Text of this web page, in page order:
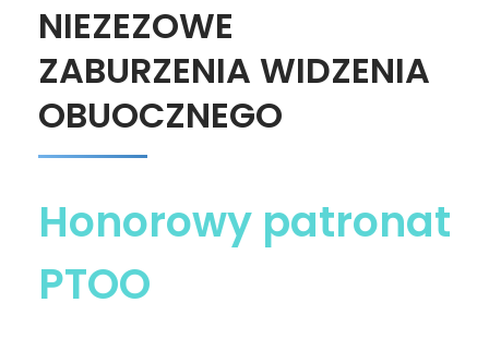
NIEZEZOWE
ZABURZENIA WIDZENIA
OBUOCZNEGO
Honorowy patronat
PTOO